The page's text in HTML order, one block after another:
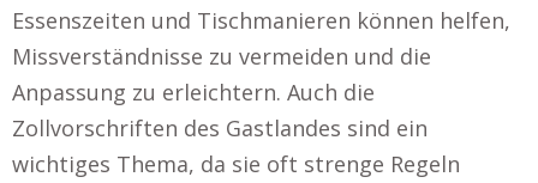
Essenszeiten und Tischmanieren können helfen,
Missverständnisse zu vermeiden und die
Anpassung zu erleichtern. Auch die
Zollvorschriften des Gastlandes sind ein
wichtiges Thema, da sie oft strenge Regeln